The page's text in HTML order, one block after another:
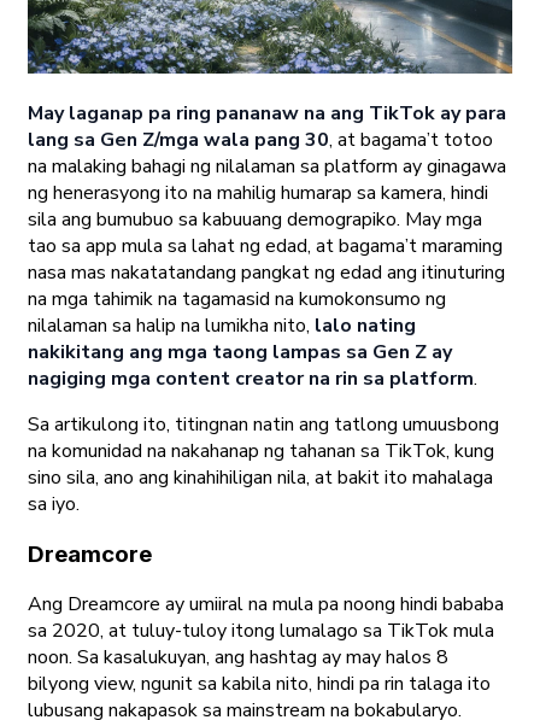
May laganap pa ring pananaw na ang TikTok ay para
lang sa Gen Z/mga wala pang 30, at bagama’t totoo
na malaking bahagi ng nilalaman sa platform ay ginagawa
ng henerasyong ito na mahilig humarap sa kamera, hindi
sila ang bumubuo sa kabuuang demograpiko. May mga
tao sa app mula sa lahat ng edad, at bagama’t maraming
nasa mas nakatatandang pangkat ng edad ang itinuturing
na mga tahimik na tagamasid na kumokonsumo ng
nilalaman sa halip na lumikha nito, lalo nating
nakikitang ang mga taong lampas sa Gen Z ay
nagiging mga content creator na rin sa platform.
Sa artikulong ito, titingnan natin ang tatlong umuusbong
na komunidad na nakahanap ng tahanan sa TikTok, kung
sino sila, ano ang kinahihiligan nila, at bakit ito mahalaga
sa iyo.
Dreamcore
Ang Dreamcore ay umiiral na mula pa noong hindi bababa
sa 2020, at tuluy-tuloy itong lumalago sa TikTok mula
noon. Sa kasalukuyan, ang hashtag ay may halos 8
bilyong view, ngunit sa kabila nito, hindi pa rin talaga ito
lubusang nakapasok sa mainstream na bokabularyo.